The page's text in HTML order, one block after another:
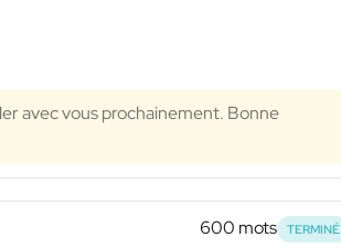
avec vous prochainement. Bonne
600 mots TERMINÉ